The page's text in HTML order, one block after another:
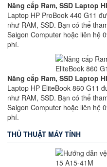
Nâng cấp Ram, SSD Laptop
Laptop HP ProBook 440 G11
như RAM, SSD. Bạn có thể
Saigon Computer hoặc liên hệ
phí.
Nâng cấp Ram, SSD Laptop
Laptop HP EliteBook 860 G11
như RAM, SSD. Bạn có thể
Saigon Computer hoặc liên hệ
phí.
THỦ THUẬT MÁY TÍNH